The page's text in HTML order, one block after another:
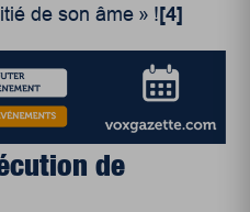
de son âme » ! [4]
de